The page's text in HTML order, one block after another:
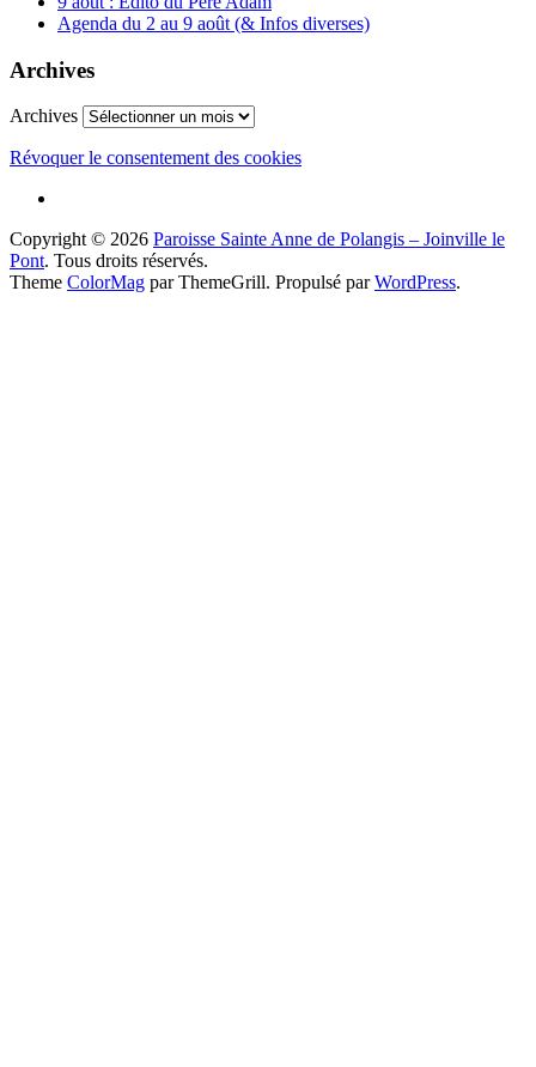
Agenda du 2 au 9 août (& Infos diverses)
Archives
Archives
Révoquer le consentement des cookies
Copyright © 2026 Paroisse Sainte Anne de Polangis – Joinville le
Pont. Tous droits réservés.
Theme ColorMag par ThemeGrill. Propulsé parWordPress.